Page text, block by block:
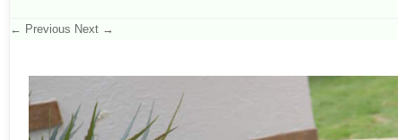
← Previous Next →